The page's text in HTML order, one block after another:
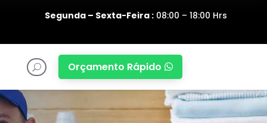
Segunda – Sexta-Feira :08:00 – 18:00 Hrs
U Orçamento Rápido 